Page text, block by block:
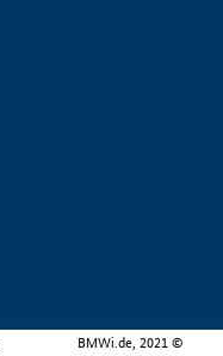
BMWi.de, 2021 ©